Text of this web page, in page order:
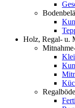
Holz, Regal- u.